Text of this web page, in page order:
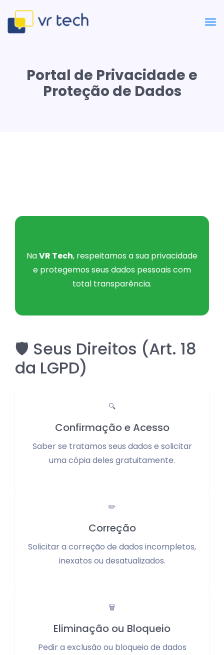
Portal de Privacidade e
Proteção de Dados
NaVR Tech, respeitamos a sua privacidade
e protegemos seus dados pessoais com
total transparência.
🛡️ Seus Direitos (Art. 18
da LGPD)
🔍
Confirmação e Acesso
Saber se tratamos seus dados e solicitar
uma cópia deles gratuitamente.
✏️
Correção
Solicitar a correção de dados incompletos,
inexatos ou desatualizados.
🗑️
Eliminação ou Bloqueio
Pedir a exclusão ou bloqueio de dados